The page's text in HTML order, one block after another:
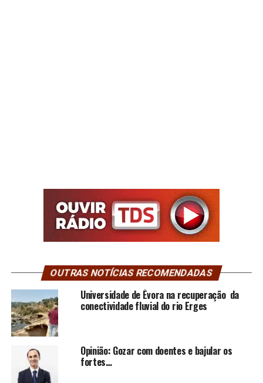
OUTRAS NOTÍCIAS RECOMENDADAS
Universidade de Évora na recuperação da
conectividade fluvial do rio Erges
Opinião: Gozar com doentes e bajular os
fortes…